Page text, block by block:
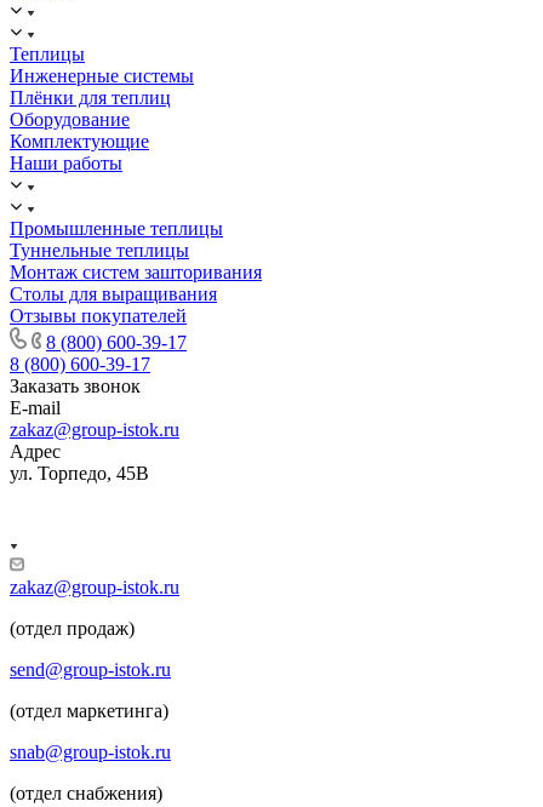
Теплицы
Инженерные системы
Плёнки для теплиц
Оборудование
Комплектующие
Наши работы
Промышленные теплицы
Туннельные теплицы
Монтаж систем зашторивания
Столы для выращивания
Отзывы покупателей
8 (800) 600-39-17
8 (800) 600-39-17
Заказать звонок
E-mail
zakaz@group-istok.ru
Адрес
ул. Торпедо, 45В
zakaz@group-istok.ru
(отдел продаж)
send@group-istok.ru
(отдел маркетинга)
snab@group-istok.ru
(отдел снабжения)